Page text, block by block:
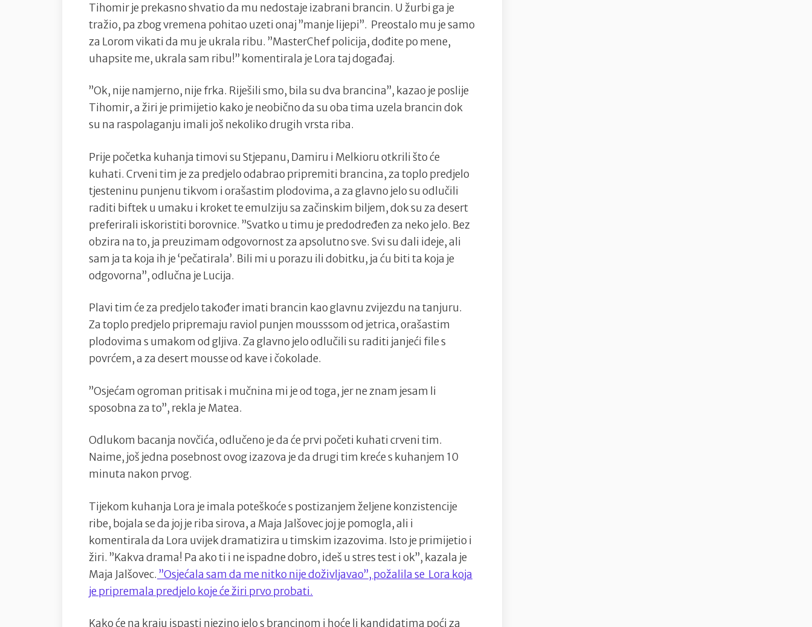
Tihomir je prekasno shvatio da mu nedostaje izabrani brancin. U žurbi ga je
tražio, pa zbog vremena pohitao uzeti onaj ”manje lijepi”. Preostalo mu je samo
za Lorom vikati da mu je ukrala ribu. ”MasterChef policija, dođite po mene,
uhapsite me, ukrala sam ribu!” komentirala je Lora taj događaj.
”Ok, nije namjerno, nije frka. Riješili smo, bila su dva brancina”, kazao je poslije
Tihomir, a žiri je primijetio kako je neobično da su oba tima uzela brancin dok
su na raspolaganju imali još nekoliko drugih vrsta riba.
Prije početka kuhanja timovi su Stjepanu, Damiru i Melkioru otkrili što će
kuhati. Crveni tim je za predjelo odabrao pripremiti brancina, za toplo predjelo
tjesteninu punjenu tikvom i orašastim plodovima, a za glavno jelo su odlučili
raditi biftek u umaku i kroket te emulziju sa začinskim biljem, dok su za desert
preferirali iskoristiti borovnice. ”Svatko u timu je predodređen za neko jelo. Bez
obzira na to, ja preuzimam odgovornost za apsolutno sve. Svi su dali ideje, ali
sam ja ta koja ih je ‘pečatirala’. Bili mi u porazu ili dobitku, ja ću biti ta koja je
odgovorna”, odlučna je Lucija.
Plavi tim će za predjelo također imati brancin kao glavnu zvijezdu na tanjuru.
Za toplo predjelo pripremaju raviol punjen mousssom od jetrica, orašastim
plodovima s umakom od gljiva. Za glavno jelo odlučili su raditi janjeći file s
povrćem, a za desert mousse od kave i čokolade.
”Osjećam ogroman pritisak i mučnina mi je od toga, jer ne znam jesam li
sposobna za to”, rekla je Matea.
Odlukom bacanja novčića, odlučeno je da će prvi početi kuhati crveni tim.
Naime, još jedna posebnost ovog izazova je da drugi tim kreće s kuhanjem 10
minuta nakon prvog.
Tijekom kuhanja Lora je imala poteškoće s postizanjem željene konzistencije
ribe, bojala se da joj je riba sirova, a Maja Jalšovec joj je pomogla, ali i
komentirala da Lora uvijek dramatizira u timskim izazovima. Isto je primijetio i
žiri. ”Kakva drama! Pa ako ti i ne ispadne dobro, ideš u stres test i ok”, kazala je
Maja Jalšovec. ”Osjećala sam da me nitko nije doživljavao”, požalila se Lora koja
je pripremala predjelo koje će žiri prvo probati.
Kako će na kraju ispasti njezino jelo s brancinom i hoće li kandidatima poći za